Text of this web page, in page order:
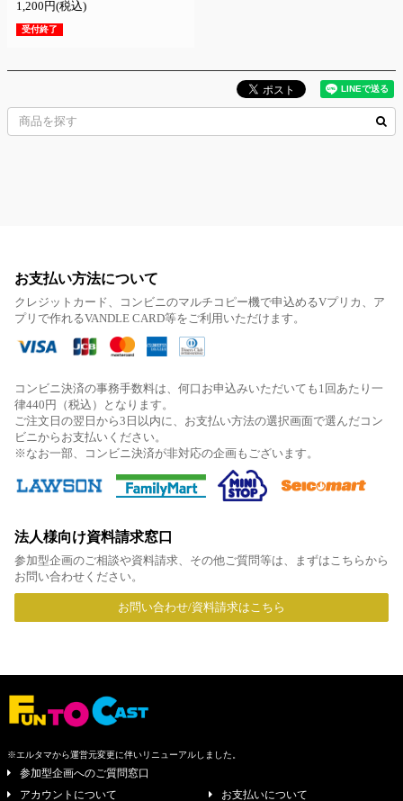
1,200円(税込)
受付終了
お支払い方法について
クレジットカード、コンビニのマルチコピー機で申込めるVプリカ、ア
プリで作れるVANDLE CARD等をご利用いただけます。
コンビニ決済の事務手数料は、何口お申込みいただいても1回あたり一
律440円（税込）となります。
ご注文日の翌日から3日以内に、お支払い方法の選択画面で選んだコン
ビニからお支払いください。
※なお一部、コンビニ決済が非対応の企画もございます。
法人様向け資料請求窓口
参加型企画のご相談や資料請求、その他ご質問等は、まずはこちらから
お問い合わせください。
お問い合わせ/資料請求はこちら
※エルタマから運営元変更に伴いリニューアルしました。
参加型企画へのご質問窓口
アカウントについて
お支払いについて